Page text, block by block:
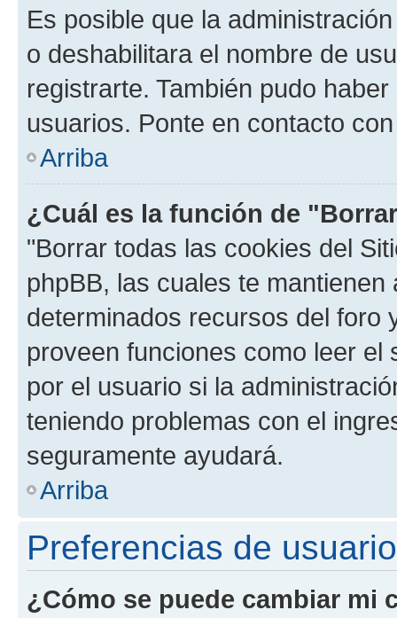
Es posible que la
o deshabilitara el nombre de
registrarte. También pudo
usuarios. Ponte en contacto
Arriba
¿Cuál es la función de
"Borrar todas las cookies del
phpBB, las cuales te
determinados recursos del foro
proveen funciones como leer el
por el usuario si la
teniendo problemas con el
seguramente ayudará.
Arriba
Preferencias de
¿Cómo se puede cambiar mi